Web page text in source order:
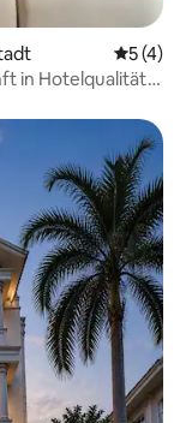
5 (4)
in Hotelqualität